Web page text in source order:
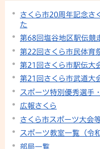
さくら市20周年記念さ
た
第68回塩谷地区駅伝競
第22回さくら市民体育
第21回さくら市駅伝大
第21回さくら市武道大
スポーツ特別優秀選手
広報さくら
さくら市スポーツ大会
スポーツ教室一覧（令
部局一覧